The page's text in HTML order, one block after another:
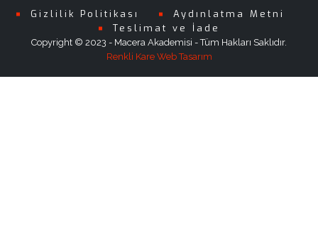
Gizlilik Politikası
Aydınlatma Metni
Teslimat ve İade
Copyright © 2023 - Macera Akademisi - Tüm Hakları Saklıdır.
Renkli Kare Web Tasarım